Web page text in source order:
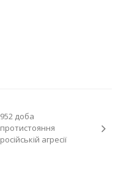
952 доба
протистояння
російській агресії